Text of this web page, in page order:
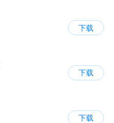
下载
下载
下载